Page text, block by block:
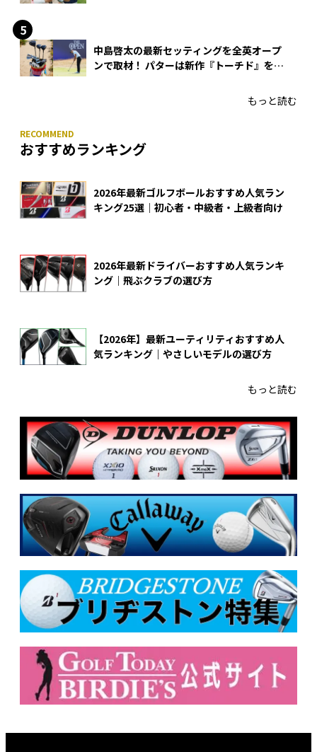
中島啓太の最新セッティングを全英オープ
ンで取材！ パターは新作『トーチド』を投
もっと読む
おすすめランキング
2026年最新ゴルフボールおすすめ人気ラン
キング25選｜初心者・中級者・上級者向け
2026年最新ドライバーおすすめ人気ランキ
ング｜飛ぶクラブの選び方
【2026年】最新ユーティリティおすすめ人
気ランキング｜やさしいモデルの選び方
もっと読む